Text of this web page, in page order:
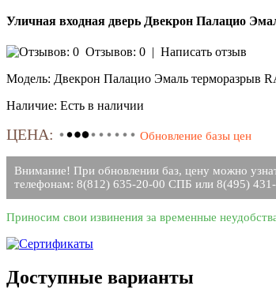
Уличная входная дверь Двекрон Палацио
Отзывов: 0 | Написать отзыв
Модель: Двекрон Палацио Эмаль терморазрыв
Наличие: Есть в наличии
ЦЕНА: Обновление базы цен
Внимание! При обновлении баз, цену можно
телефонам: 8(812) 635-20-00 СПБ или 8(495)
Приносим свои извинения за временные
Доступные варианты